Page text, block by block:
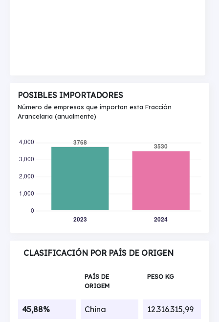
POSIBLES IMPORTADORES
Número de empresas que importan esta Fracción
Arancelaria (anualmente)
CLASIFICACIÓN POR PAÍS DE ORIGEN
PAÍS DE
ORIGEM
PESO KG
45,88% China 12.316.315,99